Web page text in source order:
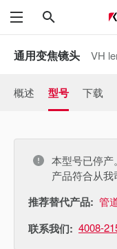
菜单
通用变焦镜头 VH
概述 型号 下载
本型号已停产。
产品符合从我
推荐替代产品: 管
联系我们: 4008-